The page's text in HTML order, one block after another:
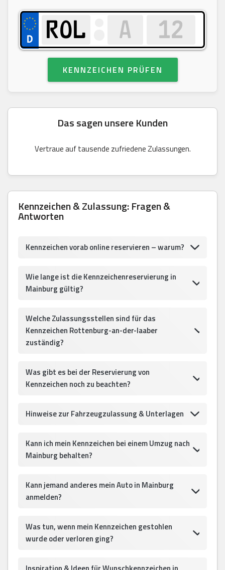
KENNZEICHEN PRÜFEN
Das sagen unsere Kunden
Vertraue auf tausende zufriedene Zulassungen.
Kennzeichen & Zulassung: Fragen &
Antworten
Kennzeichen vorab online reservieren – warum?
Wie lange ist die Kennzeichenreservierung in
Mainburg gültig?
Welche Zulassungsstellen sind für das
Kennzeichen Rottenburg-an-der-laaber
zuständig?
Was gibt es bei der Reservierung von
Kennzeichen noch zu beachten?
Hinweise zur Fahrzeugzulassung & Unterlagen
Kann ich mein Kennzeichen bei einem Umzug nach
Mainburg behalten?
Kann jemand anderes mein Auto in Mainburg
anmelden?
Was tun, wenn mein Kennzeichen gestohlen
wurde oder verloren ging?